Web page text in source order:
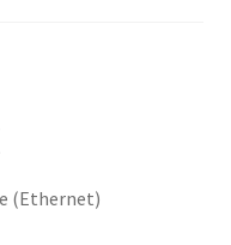
(Ethernet)